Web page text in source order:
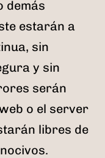
demás
estarán a
sin
y sin
serán
o el server
libres de